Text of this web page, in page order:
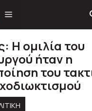
Η ομιλία του
ήταν η
του